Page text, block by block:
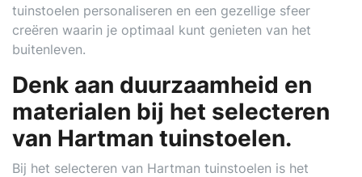
tuinstoelen personaliseren en een gezellige sfeer
creëren waarin je optimaal kunt genieten van het
buitenleven.
Denk aan duurzaamheid en
materialen bij het selecteren
van Hartman tuinstoelen.
Bij het selecteren van Hartman tuinstoelen is het